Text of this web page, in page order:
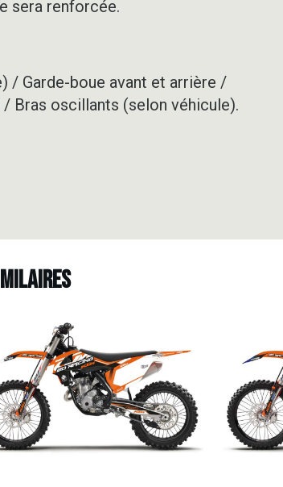
2DR1
BLUE
sera renforcée.
/ Garde-boue avant et arrière /
Bras oscillants (selon véhicule).